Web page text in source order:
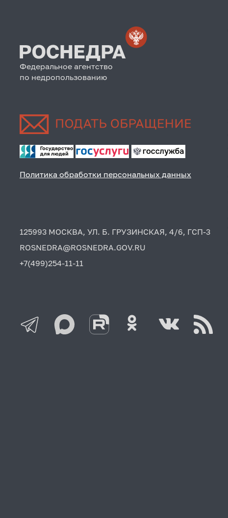
Федеральное агентство
по недропользованию
Политика обработки персональных данных
125993 МОСКВА, УЛ. Б. ГРУЗИНСКАЯ, 4/6, ГСП-3
ROSNEDRA@ROSNEDRA.GOV.RU
+7(499)254-11-11